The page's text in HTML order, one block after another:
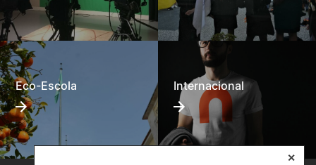
✕
Eco-Escola Internacional